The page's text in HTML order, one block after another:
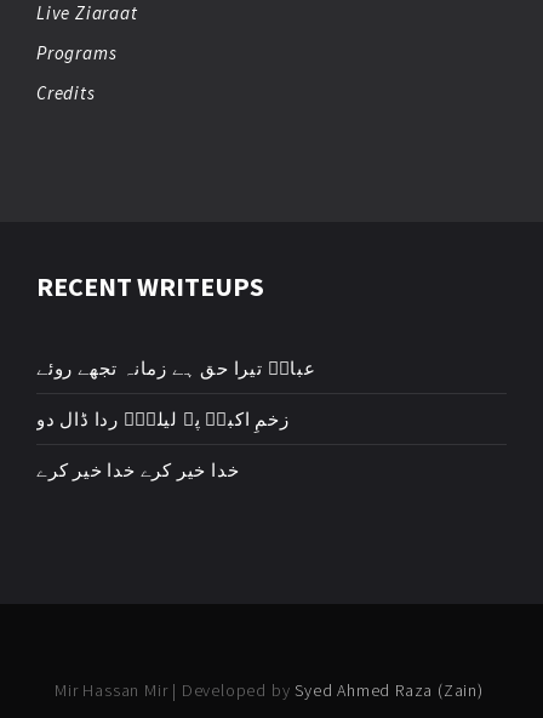
Live Ziaraat
Programs
Credits
RECENT WRITEUPS
عباسؑ تیرا حق ہے زمانہ تجھے روئے
زخمِ اکبرؑ پہ لیلیٰؑ ردا ڈال دو
خدا خیر کرے خدا خیر کرے
Mir Hassan Mir | Developed by Syed Ahmed Raza (Zain)